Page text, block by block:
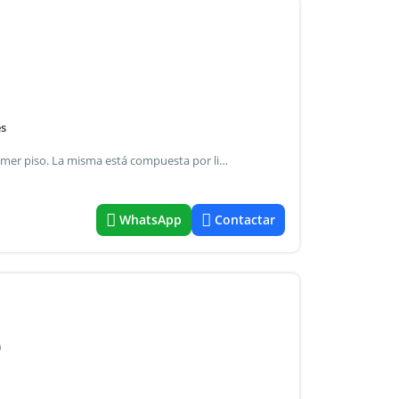
Hermosa unidad de dos ambientes interna ubicada en primer piso. La misma está compuesta por living comedor con cocina integrada y salida a balcón, dormitorio y baño completo. Excelente vista al deck con piscina. Las superficies indicadas son a mero título informativo. No reflejan necesariamente con precisión la realidad de hecho del inmueble ni las que surgen de los títulos y planos correspondientes
WhatsApp Contactar